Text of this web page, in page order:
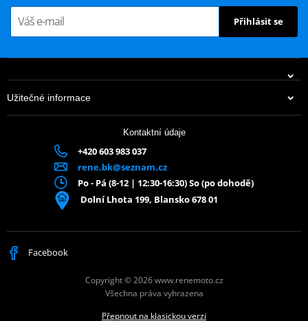
Úroveň 2
43,74W
Úroveň 3
Přihlásit se
Užitečné informace
Kontaktní údaje
+420 603 983 037
rene.bk@seznam.cz
Po - Pá (8-12 | 12:30-16:30) So (po dohodě)
Dolní Lhota 199, Blansko 678 01
Facebook
Copyright © 2026 www.renemoto.cz
Všechna práva vyhrazena
Přepnout na klasickou verzi